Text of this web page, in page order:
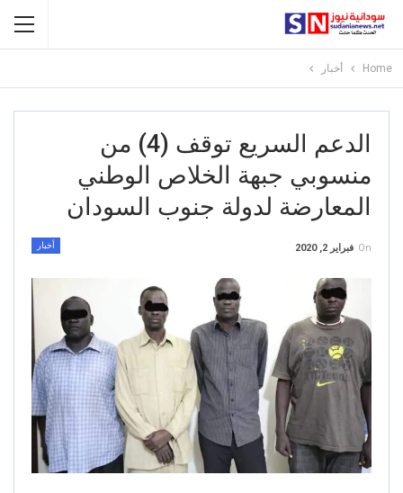
Home أخبار
الدعم السريع توقف (4) من
منسوبي جبهة الخلاص الوطني
المعارضة لدولة جنوب السودان
أخبار On فبراير 2, 2020